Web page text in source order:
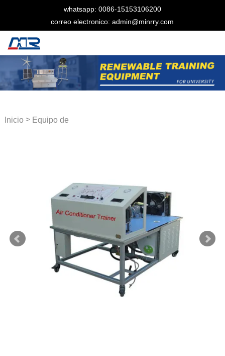
whatsapp: 0086-15153106200
correo electronico: admin@minrry.com
Inicio> Equipo de